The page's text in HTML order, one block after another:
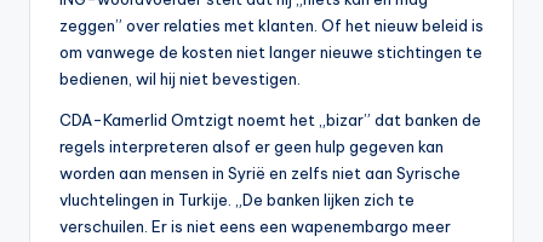
zeggen” over relaties met klanten. Of het nieuw beleid is
om vanwege de kosten niet langer nieuwe stichtingen te
bedienen, wil hij niet bevestigen.
CDA-Kamerlid Omtzigt noemt het „bizar” dat banken de
regels interpreteren alsof er geen hulp gegeven kan
worden aan mensen in Syrië en zelfs niet aan Syrische
vluchtelingen in Turkije. „De banken lijken zich te
verschuilen. Er is niet eens een wapenembargo meer